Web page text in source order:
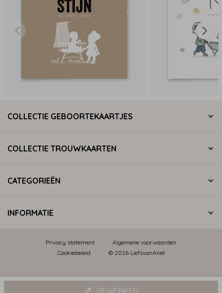
BEWERKEN
COLLECTIE GEBOORTEKAARTJES
COLLECTIE TROUWKAARTEN
CATEGORIEËN
INFORMATIE
Privacy statement
Algemene voorwaarden
Cookiebeleid
© 2026 LiefsvanAnet